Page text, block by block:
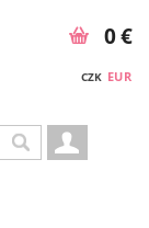
CZK EUR
0 €